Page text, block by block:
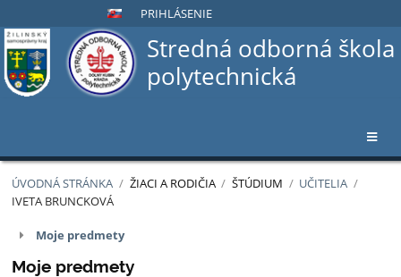
PRIHLÁSENIE
Stredná odborná škola
polytechnická
ÚVODNÁ STRÁNKA / ŽIACI A RODIČIA / ŠTÚDIUM / UČITELIA /
IVETA BRUNCKOVÁ
Iveta
Bruncková
Moje predmety
Moje predmety